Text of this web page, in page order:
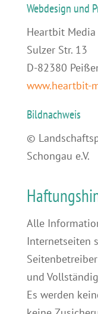
Webdesign und
Heartbit Media
Sulzer Str. 13
D-82380
www.heartbit-
Bildnachweis
©
Schongau e.V.
Alle
Internetseiten
und
Es werden